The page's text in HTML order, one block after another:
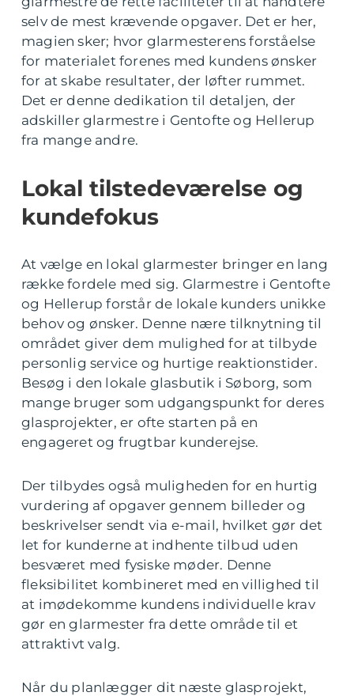
selv de mest krævende opgaver. Det er her,
magien sker; hvor glarmesterens forståelse
for materialet forenes med kundens ønsker
for at skabe resultater, der løfter rummet.
Det er denne dedikation til detaljen, der
adskiller glarmestre i Gentofte og Hellerup
fra mange andre.
Lokal tilstedeværelse og
kundefokus
At vælge en lokal glarmester bringer en lang
række fordele med sig. Glarmestre i Gentofte
og Hellerup forstår de lokale kunders unikke
behov og ønsker. Denne nære tilknytning til
området giver dem mulighed for at tilbyde
personlig service og hurtige reaktionstider.
Besøg i den lokale glasbutik i Søborg, som
mange bruger som udgangspunkt for deres
glasprojekter, er ofte starten på en
engageret og frugtbar kunderejse.
Der tilbydes også muligheden for en hurtig
vurdering af opgaver gennem billeder og
beskrivelser sendt via e-mail, hvilket gør det
let for kunderne at indhente tilbud uden
besværet med fysiske møder. Denne
fleksibilitet kombineret med en villighed til
at imødekomme kundens individuelle krav
gør en glarmester fra dette område til et
attraktivt valg.
Når du planlægger dit næste glasprojekt,